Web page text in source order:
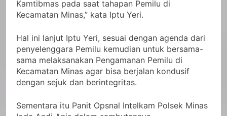
Kamtibmas pada saat tahapan Pemilu di
Kecamatan Minas,” kata Iptu Yeri.
Hal ini lanjut Iptu Yeri, sesuai dengan agenda dari
penyelenggara Pemilu kemudian untuk bersama-
sama melaksanakan Pengamanan Pemilu di
Kecamatan Minas agar bisa berjalan kondusif
dengan sejuk dan berintegritas.
Sementara itu Panit Opsnal Intelkam Polsek Minas